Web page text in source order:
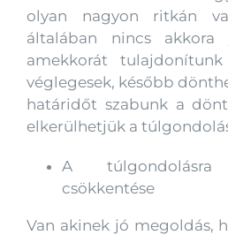
olyan nagyon ritkán
általában nincs akkora
amekkorát
véglegesek, később
határidőt szabunk a
elkerülhetjük a
A
csökkentése
Van akinek jó megoldás,